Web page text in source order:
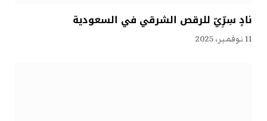
نادٍ سِرِّيّ للرقص الشرقي في السعودية
11 نوفمبر، 2025